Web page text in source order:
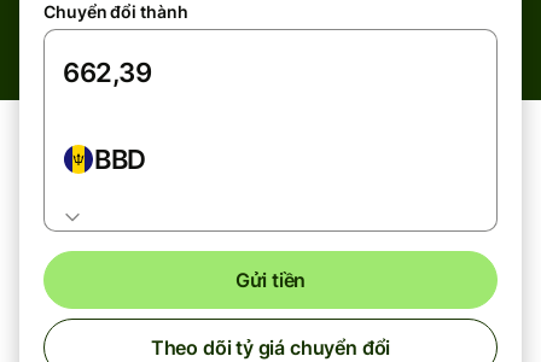
Chuyển đổi thành
BBD
Gửi tiền
Theo dõi tỷ giá chuyển đổi